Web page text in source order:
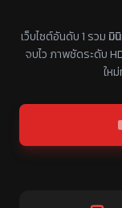
เว็บไซต์อันดับ 1 รวม มิ
จบไว ภาพชัดระดับ
ให